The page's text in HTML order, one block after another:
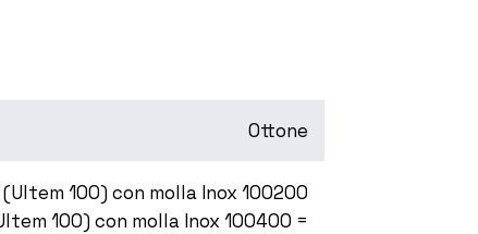
Ottone
100) con molla Inox 100200
100) con molla Inox 100400 =